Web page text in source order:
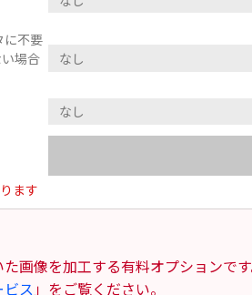
に不要
場合
ます
画像を加工する有料オプションで
ス」をご覧ください。